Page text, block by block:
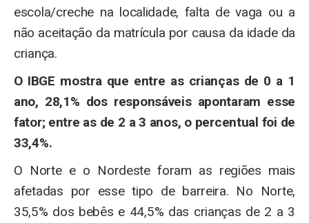
escola/creche na localidade, falta de vaga ou a
não aceitação da matrícula por causa da idade da
criança.
O IBGE mostra que entre as crianças de 0 a 1
ano, 28,1% dos responsáveis apontaram esse
fator; entre as de 2 a 3 anos, o percentual foi de
33,4%.
O Norte e o Nordeste foram as regiões mais
afetadas por esse tipo de barreira. No Norte,
35,5% dos bebês e 44,5% das crianças de 2 a 3